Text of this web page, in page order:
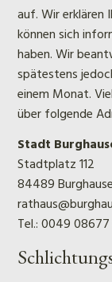
auf. Wir erklären
können sich
haben. Wir
spätestens
einem Monat.
über folgende
Stadt
Stadtplatz 112
84489
Tel.: 0049